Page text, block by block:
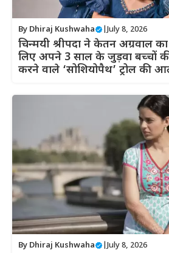
By Dhiraj Kushwaha July 8, 2026
चिन्मयी श्रीपदा ने केतन अग्रवाल
लिए अपने 3 साल के जुड़वा बच्चों
करने वाले ‘सोशियोपैथ’ ट्रोल की
By Dhiraj Kushwaha |July 8, 2026